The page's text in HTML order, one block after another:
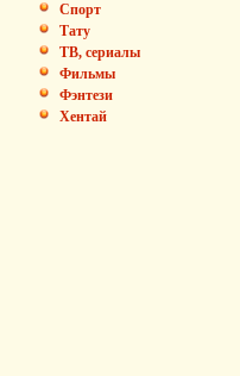
Спорт
Тату
ТВ, сериалы
Фильмы
Фэнтези
Хентай